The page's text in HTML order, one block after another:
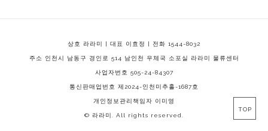
상호 라라미 | 대표 이효정 | 전화 1544-8032
주소 인천시 남동구 경인로 514 남인천 우체국 소포실 라라미 물류센터
사업자번호 505-24-84307
통신판매업번호 제2024-인천미추홀-1687호
개인정보관리책임자 이미영
© 라라미. All rights reserved.
TOP